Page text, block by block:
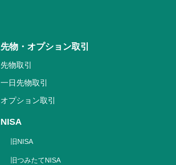
先物・オプション取引
先物取引
一日先物取引
オプション取引
NISA
旧NISA
旧つみたてNISA